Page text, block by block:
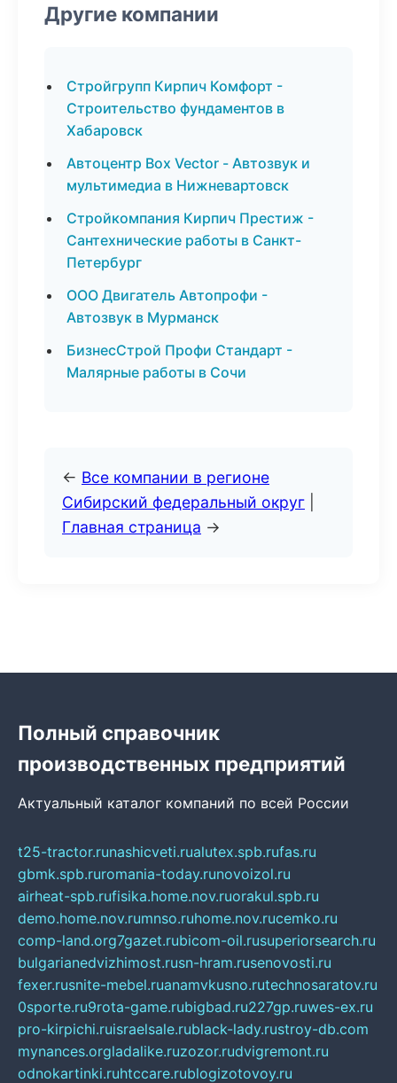
Другие компании
Стройгрупп Кирпич Комфорт -
Строительство фундаментов в
Хабаровск
Автоцентр Box Vector - Автозвук и
мультимедиа в Нижневартовск
Стройкомпания Кирпич Престиж -
Сантехнические работы в Санкт-
Петербург
ООО Двигатель Автопрофи -
Автозвук в Мурманск
БизнесСтрой Профи Стандарт -
Малярные работы в Сочи
← Все компании в регионе
Сибирский федеральный округ
Главная страница →
Полный справочник
производственных предприятий
Актуальный каталог компаний по всей России
t25-tractor.runashicveti.rualutex.spb.rufas.ru
gbmk.spb.ruromania-today.runovoizol.ru
airheat-spb.rufisika.home.nov.ruorakul.spb.ru
demo.home.nov.rumnso.ruhome.nov.rucemko.ru
comp-land.org7gazet.rubicom-oil.rusuperiorsearch.ru
bulgarianedvizhimost.rusn-hram.rusenovosti.ru
fexer.rusnite-mebel.ruanamvkusno.rutechnosaratov.ru
0sporte.ru9rota-game.rubigbad.ru227gp.ruwes-ex.ru
pro-kirpichi.ruisraelsale.rublack-lady.rustroy-db.com
mynances.orgladalike.ruzozor.rudvigremont.ru
odnokartinki.ruhtccare.rublogizotovoy.ru